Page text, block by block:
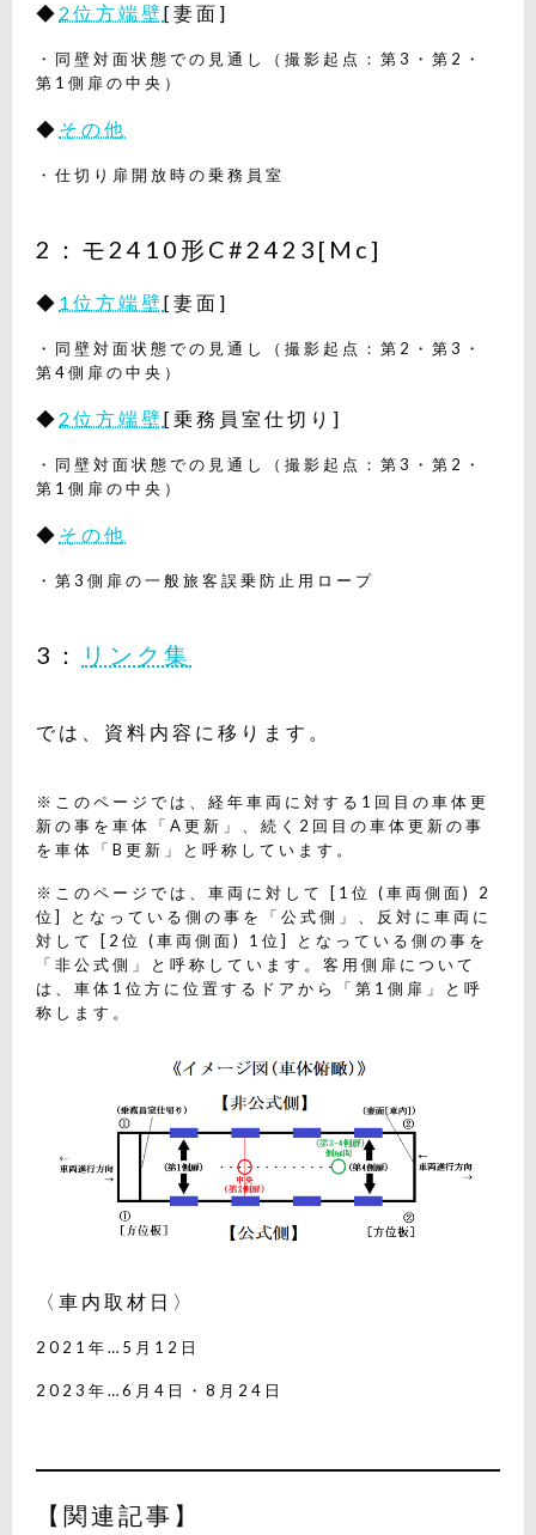
◆ 2位方端壁[妻面]
・同壁対面状態での見通し（撮影起点：第3・第2・
第1側扉の中央）
◆ その他
・仕切り扉開放時の乗務員室
2：モ2410形C#2423[Mc]
◆ 1位方端壁[妻面]
・同壁対面状態での見通し（撮影起点：第2・第3・
第4側扉の中央）
◆ 2位方端壁[乗務員室仕切り]
・同壁対面状態での見通し（撮影起点：第3・第2・
第1側扉の中央）
◆ その他
・第3側扉の一般旅客誤乗防止用ロープ
3： リンク集
では、資料内容に移ります。
※このページでは、経年車両に対する1回目の車体更
新の事を車体「A更新」、続く2回目の車体更新の事
を車体「B更新」と呼称しています。
※このページでは、車両に対して [1位 (車両側面) 2
位] となっている側の事を「公式側」、反対に車両に
対して [2位 (車両側面) 1位] となっている側の事を
「非公式側」と呼称しています。客用側扉について
は、車体1位方に位置するドアから「第1側扉」と呼
称します。
〈車内取材日〉
2021年…5月12日
2023年…6月4日・8月24日
【関連記事】